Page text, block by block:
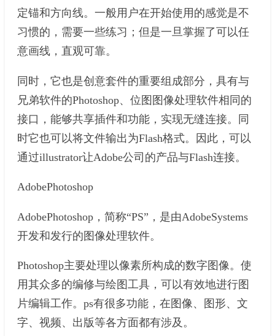
定锚和方向线。一般用户在开始使用的感觉是不
习惯的，需要一些练习；但是一旦掌握了可以任
意画线，直观可靠。
同时，它也是创意套件的重要组成部分，具有与
兄弟软件的Photoshop、位图图像处理软件相同的
接口，能够共享插件和功能，实现无缝连接。同
时它也可以将文件输出为Flash格式。因此，可以
通过illustrator让Adobe公司的产品与Flash连接。
AdobePhotoshop
AdobePhotoshop，简称“PS”，是由AdobeSystems
开发和发行的图像处理软件。
Photoshop主要处理以像素所构成的数字图像。使
用其众多的编修与绘图工具，可以有效地进行图
片编辑工作。ps有很多功能，在图像、图形、文
字、视频、出版等各方面都有涉及。